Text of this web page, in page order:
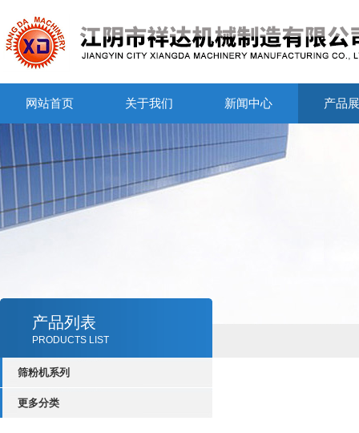
网站首页 关于我们 新闻中心 产品
产品列表
PRODUCTS LIST
筛粉机系列
更多分类